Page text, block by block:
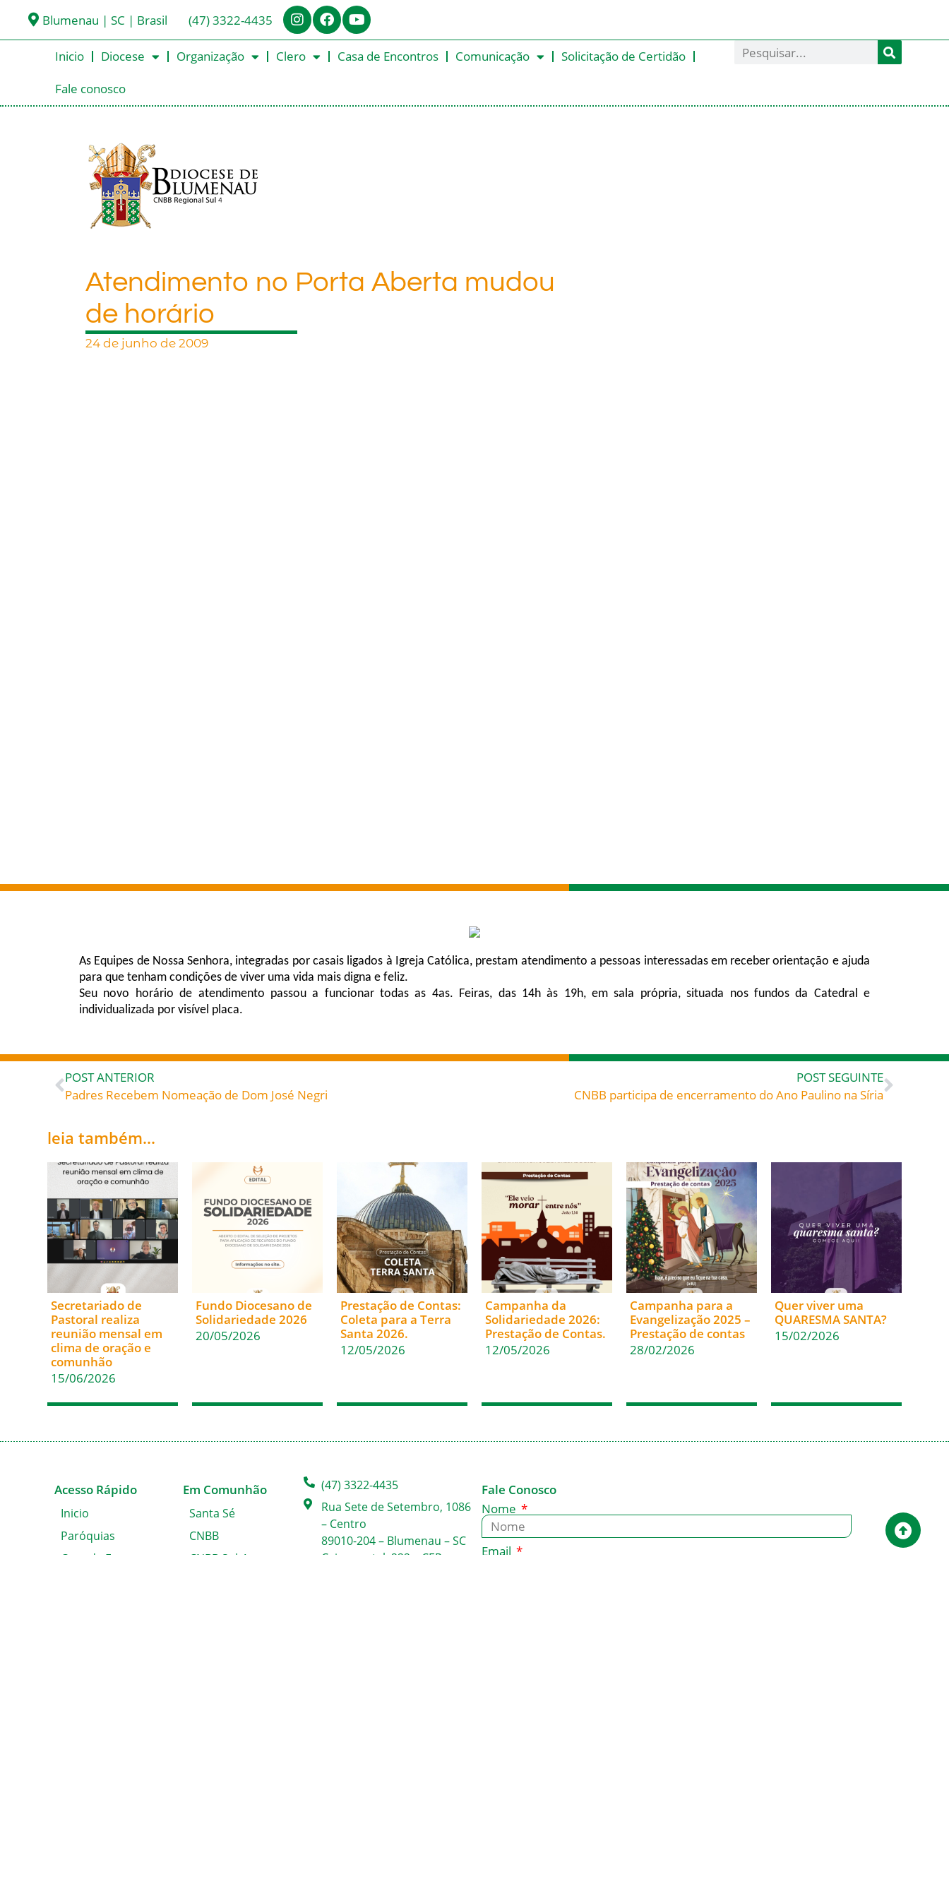
Blumenau | SC | Brasil (47) 3322-4435
Inicio Diocese Organização Clero Casa de Encontros Comunicação
Solicitação de Certidão
Fale conosco
Atendimento no Porta Aberta mudou
de horário
24 de junho de 2009
As Equipes de Nossa Senhora, integradas por casais ligados à Igreja Católica, prestam atendimento a pessoas interessadas em receber orientação e ajuda
para que tenham condições de viver uma vida mais digna e feliz.
Seu novo horário de atendimento passou a funcionar todas as 4as. Feiras, das 14h às 19h, em sala própria, situada nos fundos da Catedral e
individualizada por visível placa.
POST ANTERIOR
Padres Recebem Nomeação de Dom José Negri
POST SEGUINTE
CNBB participa de encerramento do Ano Paulino na Síria
leia também...
Secretariado de
Pastoral realiza
reunião mensal em
clima de oração e
comunhão
15/06/2026
Fundo Diocesano de
Solidariedade 2026
20/05/2026
Prestação de Contas:
Coleta para a Terra
Santa 2026.
12/05/2026
Campanha da
Solidariedade 2026:
Prestação de Contas.
12/05/2026
Campanha para a
Evangelização 2025 –
Prestação de contas
28/02/2026
Quer viver uma
QUARESMA SANTA?
15/02/2026
Acesso Rápido
Inicio
Paróquias
Casa de Encontros
Em Comunhão
Santa Sé
CNBB
CNBB Sul 4
(47) 3322-4435
Rua Sete de Setembro, 1086
– Centro
89010-204 – Blumenau – SC
Caixa postal: 222 – CEP
Fale Conosco
Nome
Email